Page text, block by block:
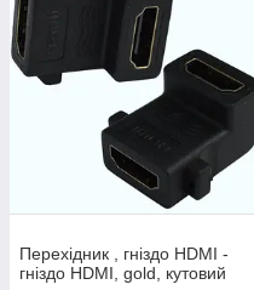
Перехідник , гніздо HDMI -
гніздо HDMI, gold, кутовий